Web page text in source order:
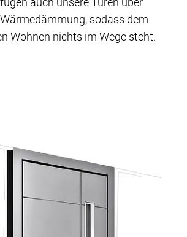
sodass dem
Wohnen nichts im Wege steht.